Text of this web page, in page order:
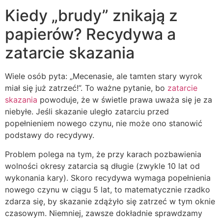
Kiedy „brudy” znikają z
papierów? Recydywa a
zatarcie skazania
Wiele osób pyta: „Mecenasie, ale tamten stary wyrok
miał się już zatrzeć!”. To ważne pytanie, bo zatarcie
skazania powoduje, że w świetle prawa uważa się je za
niebyłe. Jeśli skazanie uległo zatarciu przed
popełnieniem nowego czynu, nie może ono stanowić
podstawy do recydywy.
Problem polega na tym, że przy karach pozbawienia
wolności okresy zatarcia są długie (zwykle 10 lat od
wykonania kary). Skoro recydywa wymaga popełnienia
nowego czynu w ciągu 5 lat, to matematycznie rzadko
zdarza się, by skazanie zdążyło się zatrzeć w tym oknie
czasowym. Niemniej, zawsze dokładnie sprawdzamy